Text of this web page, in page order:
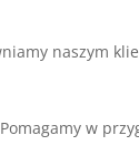
naszym
w